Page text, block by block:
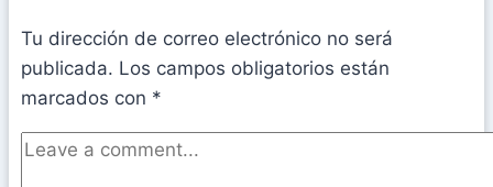
Tu dirección de correo electrónico no será
publicada. Los campos obligatorios están
marcados con *